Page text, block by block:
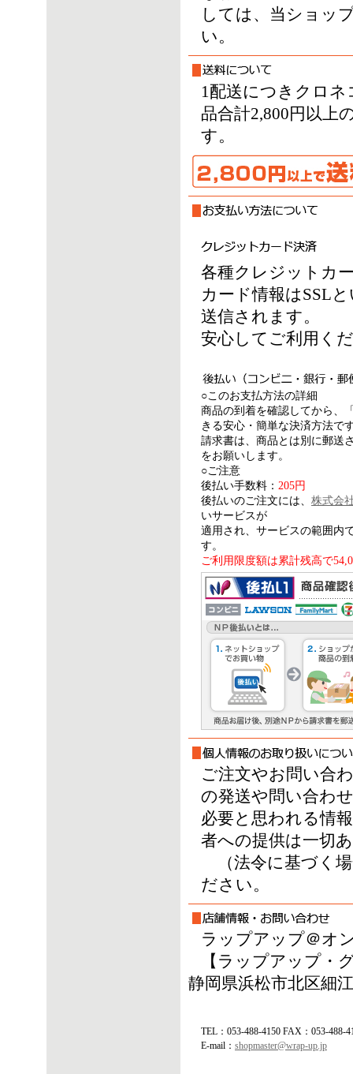
しては、当ショッ
い。
1配送につきクロネ
品合計2,800円以上
す。
各種クレジットカ
カード情報はSSL
送信されます。
安心してご利用く
○このお支払方法の詳細
商品の到着を確認してから、
きる安心・簡単な決済方法で
請求書は、商品とは別に郵送
をお願いします。
○ご注意
後払い手数料： 205円
後払いのご注文には、 株式会
いサービスが
適用され、サービスの範囲内
す。
ご利用限度額は累計残高で
ご注文やお問い合
の発送や問い合わ
必要と思われる情
者への提供は一切
（法令に基づく
ださい。
ラップアップ＠オ
【ラップアップ・
静岡県浜松市北区細
TEL：053-488-4150 FAX：053-488-
E-mail： shopmaster@wrap-up.jp